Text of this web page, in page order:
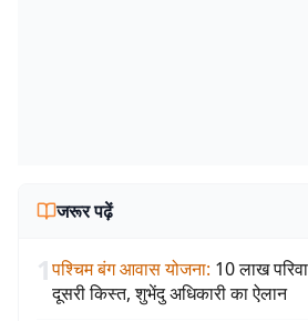
जरूर पढ़ें
1पश्चिम बंग आवास योजना: 10 लाख
दूसरी किस्त, शुभेंदु अधिकारी का ऐलान